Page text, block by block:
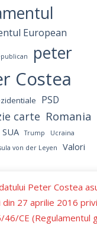
European
peter
Costea
PSD
carte Romania
SUA Trump
Ucraina
von der Leyen Valori
Peter Costea
din 27 aprilie 2016
CE (Regulamentul